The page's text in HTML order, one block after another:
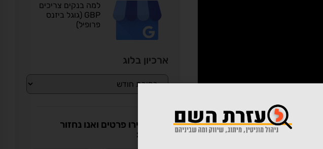
למה בנקים צריכים
GBP (גוגל ביזנס
פרופיל)
ארכיון בלוג
או השאירו פרטים ואנו נחזור
בהקדם: